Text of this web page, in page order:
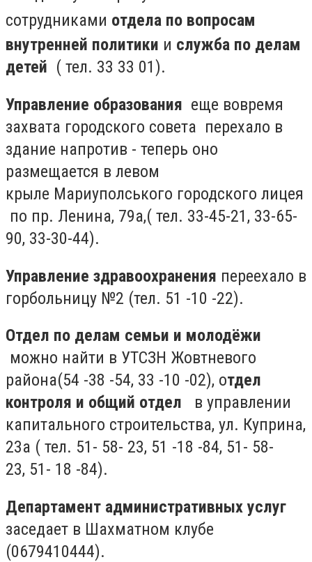
сотрудниками отдела по вопросам
внутренней политики и служба по делам
детей ( тел. 33 33 01).
Управление образования еще вовремя
захвата городского совета перехало в
здание напротив - теперь оно
размещается в левом
крыле Мариуполського городского лицея
по пр. Ленина, 79а,( тел. 33-45-21, 33-65-
90, 33-30-44).
Управление здравоохранения переехало в
горбольницу №2 (тел. 51 -10 -22).
Отдел по делам семьи и молодёжи
можно найти в УТСЗН Жовтневого
района(54 -38 -54, 33 -10 -02), отдел
контроля и общий отдел в управлении
капитального строительства, ул. Куприна,
23а ( тел. 51- 58- 23, 51 -18 -84, 51- 58-
23, 51- 18 -84).
Департамент административных услуг
заседает в Шахматном клубе
(0679410444).